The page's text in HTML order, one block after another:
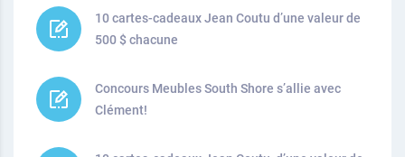
10 cartes-cadeaux Jean Coutu d’une valeur de
500 $ chacune
Concours Meubles South Shore s’allie avec
Clément!